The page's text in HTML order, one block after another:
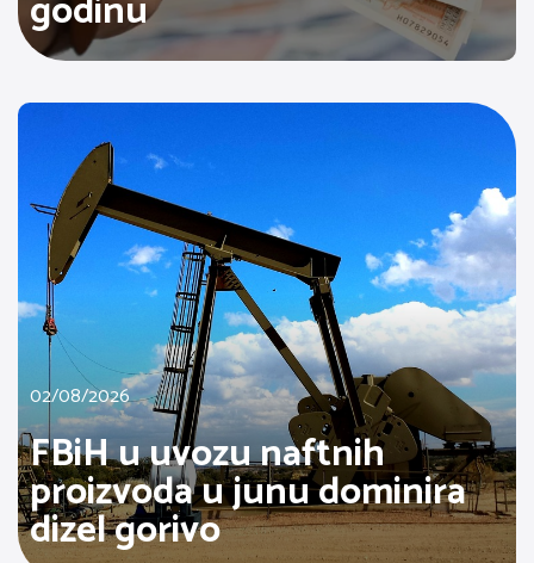
02/08/2026
FBiH u uvozu naftnih
proizvoda u junu dominira
dizel gorivo